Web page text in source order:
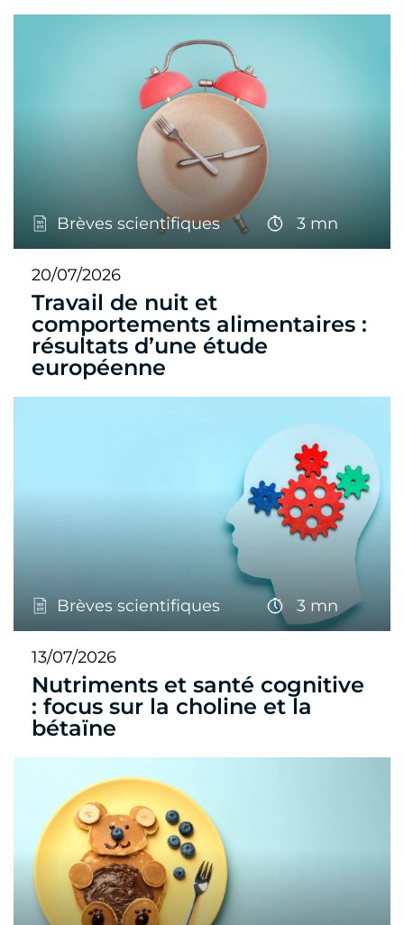
Brèves scientifiques 3 mn
20/07/2026
Travail de nuit et
comportements alimentaires :
résultats d’une étude
européenne
Brèves scientifiques 3 mn
13/07/2026
Nutriments et santé cognitive
: focus sur la choline et la
bétaïne